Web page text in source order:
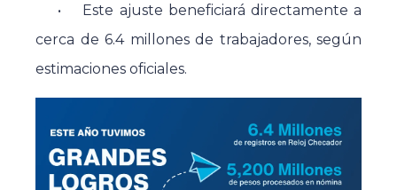
• Este ajuste beneficiará directamente a
cerca de 6.4 millones de trabajadores, según
estimaciones oficiales.